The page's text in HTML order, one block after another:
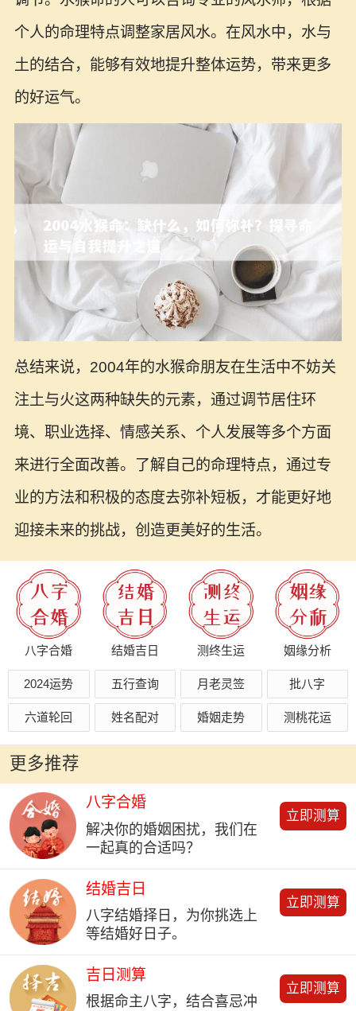
个人的命理特点调整家居风水。在风水中，水与
土的结合，能够有效地提升整体运势，带来更多
的好运气。
总结来说，2004年的水猴命朋友在生活中不妨关
注土与火这两种缺失的元素，通过调节居住环
境、职业选择、情感关系、个人发展等多个方面
来进行全面改善。了解自己的命理特点，通过专
业的方法和积极的态度去弥补短板，才能更好地
迎接未来的挑战，创造更美好的生活。
八字合婚 结婚吉日 测终生运 姻缘分析
2024运势 五行查询 月老灵签 批八字
六道轮回 姓名配对 婚姻走势 测桃花运
更多推荐
八字合婚
解决你的婚姻困扰，我们在
一起真的合适吗？
立即测算
结婚吉日
八字结婚择日，为你挑选上
等结婚好日子。
立即测算
吉日测算
根据命主八字，结合喜忌冲
立即测算